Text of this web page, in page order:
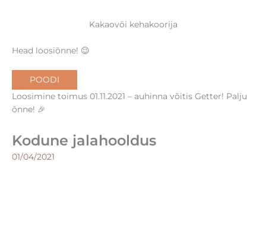
Kakaovõi kehakoorija
Head loosiõnne! 😉
POODI
Loosimine toimus 01.11.2021 – auhinna võitis Getter! Palju
õnne! 🎉
Kodune jalahooldus
01/04/2021